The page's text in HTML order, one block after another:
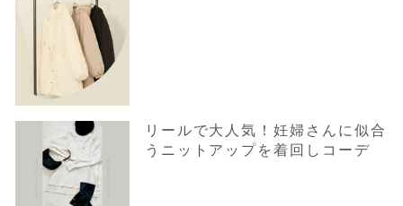
リールで大人気！妊婦さんに似合
うニットアップを着回しコーデ